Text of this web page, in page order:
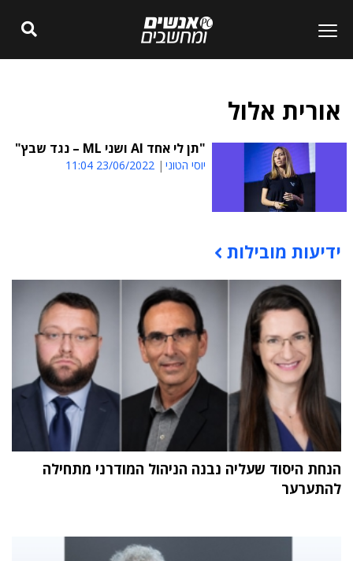
אורית אלול
"תן לי אחד AI ושני ML – נגד שבץ"
יוסי הטוני 23/06/2022 11:04
תוכן פרסומי
ידיעות מובילות
הנחת היסוד שעליה נבנה הניהול המודרני מתחילה
להתערער